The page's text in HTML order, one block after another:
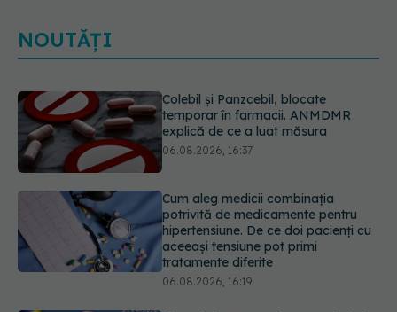
NOUTĂȚI
Cum aleg medicii combinația
potrivită de medicamente pentru
hipertensiune. De ce doi pacienți cu
aceeași tensiune pot primi
Ilie Bolojan, anunț despre spitale în
contextul crizei energetice
06.08.2026, 15:24